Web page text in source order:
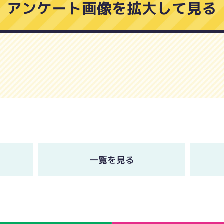
アンケート画像を拡大して見る
一覧を見る